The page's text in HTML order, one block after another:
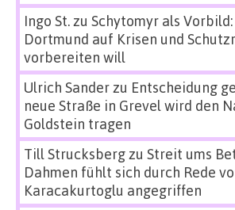
Ingo St.zu Schytomyr als
Dortmund auf Krisen und
vorbereiten will
Ulrich Sanderzu Entscheidung
neue Straße in Grevel wird den
Goldstein tragen
Till Strucksbergzu Streit ums
Dahmen fühlt sich durch Rede
Karacakurtoglu angegriffen